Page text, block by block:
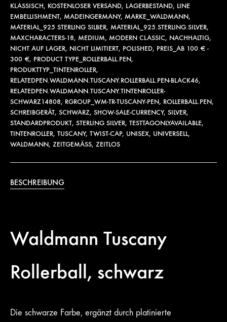
KLASSISCH, KOSTENLOSER VERSAND, LAGERBESTAND, LINE
EMBELLISHMENT, MADEINGERMANY, MARKE_WALDMANN,
MATERIAL_925 STERLING SILBER, MATERIAL_925.STERLING.SILVER,
MAXCHARACTERS-18, MEDIUM, MODERN CLASSIC, NACHHALTIG,
NICHT AUF LAGER, NICHT LIMITIERT, POLISHED, PREIS_AB 100 € -
300 €, PRODUCT TYPE_ROLLERBALL.PEN,
PRODUKTTYP_TINTENROLLER,
RELATEDPEN.WALDMANN.TUSCANY.ROLLERBALL.PEN-BLACK46,
RELATEDPEN.WALDMANN.TUSCANY.TINTENROLLER-
SCHWARZ14808, RGROUP_WM-TR-TUSCANY-PEN, ROLLERBALL.PEN,
SCHREIBGERÄT, SCHWARZ, SHOW-SALE-CURRENCY, SILVER,
STANDARDPRODUKT, STERLING SILVER, TESTTAGONLYAVAILABLE,
TINTENROLLER, TUSCANY, TWIST-CAP, UNISEX, UNIVERSELL,
WALDMANN, ZEITGEMÄSS , ZEITLOS
BESCHREIBUNG
Waldmann Tuscany
Rollerball, schwarz
Die schwarze Farbe, ergänzt durch platinierte